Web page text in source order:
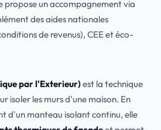
propose un accompagnement via
des aides nationales
de revenus), CEE et éco-
par l'Exterieur)est la technique
isoler les murs d'une maison. En
d'un manteau isolant continu, elle